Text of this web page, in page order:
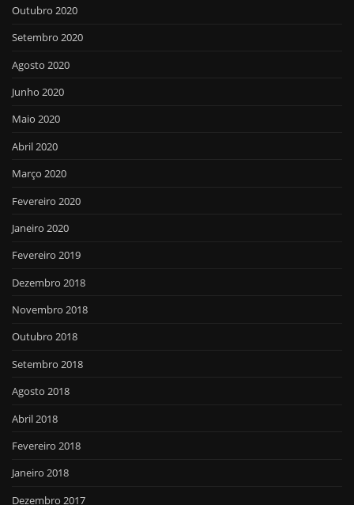
Outubro 2020
Setembro 2020
Agosto 2020
Junho 2020
Maio 2020
Abril 2020
Março 2020
Fevereiro 2020
Janeiro 2020
Fevereiro 2019
Dezembro 2018
Novembro 2018
Outubro 2018
Setembro 2018
Agosto 2018
Abril 2018
Fevereiro 2018
Janeiro 2018
Dezembro 2017